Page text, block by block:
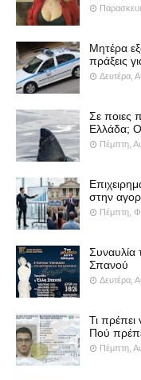
Μητέρα
πράξεις
Δευτέρα,
Σε ποιες
Ελλάδα; Ο
Πέμπτη,
στην
Πέμπτη,
Συναυλία
Σπανού
Δευτέρα,
Τι πρέπει
Πού
Πέμπτη,